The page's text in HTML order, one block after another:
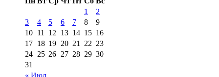
« Июл
1
2
3
4 5 6 7 8
9
10 11 12 13 14 15 16
17 18 19 20 21 22 23
24 25 26 27 28 29 30
31